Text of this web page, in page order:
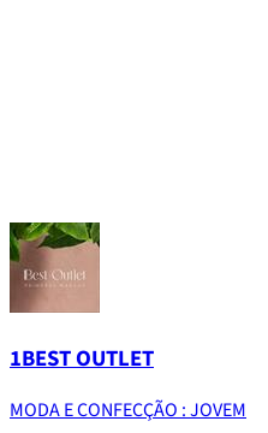
1BEST OUTLET
MODA E CONFECÇÃO : JOVEM